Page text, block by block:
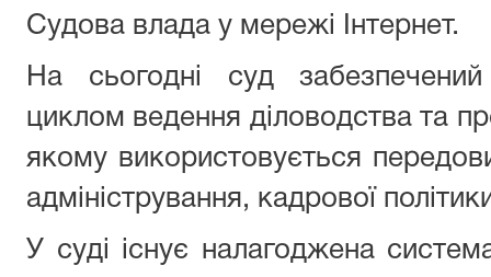
Судова влада у мережі Інтернет.
На сьогодні суд
циклом ведення діловодства та
якому використовується
адміністрування, кадрової
У суді існує налагоджена